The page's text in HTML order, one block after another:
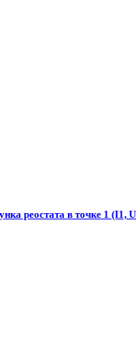
реостата в точке 1 (I1,